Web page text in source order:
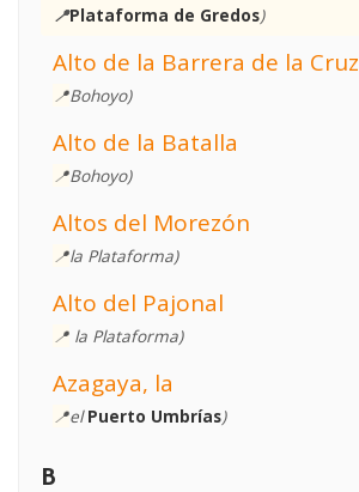
📍Plataforma de Gredos)
Alto de la Barrera de la Cruz
📍Bohoyo)
Alto de la Batalla
📍Bohoyo)
Altos del Morezón
📍la Plataforma)
Alto del Pajonal
📍 la Plataforma)
Azagaya, la
📍elPuerto Umbrías)
B